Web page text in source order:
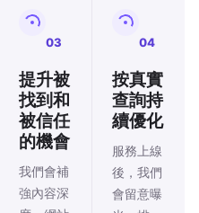
03
提升被
找到和
被信任
的機會
我們會補
強內容深
04
按真實
查詢持
續優化
服務上線
後，我們
會留意曝